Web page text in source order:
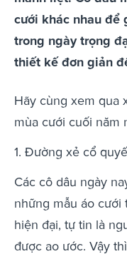
cưới khác nhau để
trong ngày trọng
thiết kế đơn giản
Hãy cùng xem qua
mùa cưới cuối năm
1. Đường xẻ cổ
Các cô dâu ngày
những mẫu áo cưới
hiện đại, tự tin là
được ao ước. Vậy